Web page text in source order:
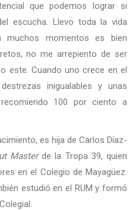
que podemos lograr si
escucha. Llevo toda la vida
momentos es bien
no me arrepiento de ser
este. Cuando uno crece en el
inigualables y unas
100 por ciento a
es hija de Carlos Díaz-
Masterde la Tropa 39, quien
en el Colegio de Mayagüez.
estudió en el RUM y formó